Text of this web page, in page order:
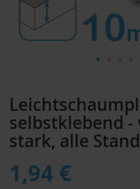
selbstklebend -
stark, alle
1,94 €
der
Bildergalerie
springen